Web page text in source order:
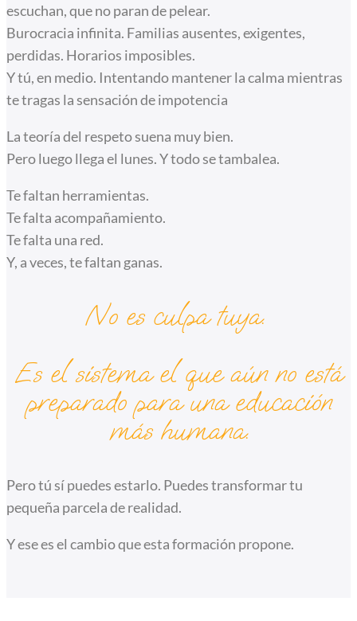
escuchan, que no paran de pelear.
Burocracia infinita. Familias ausentes, exigentes,
perdidas. Horarios imposibles.
Y tú, en medio. Intentando mantener la calma mientras
te tragas la sensación de impotencia
La teoría del respeto suena muy bien.
Pero luego llega el lunes. Y todo se tambalea.
Te faltan herramientas.
Te falta acompañamiento.
Te falta una red.
Y, a veces, te faltan ganas.
No es culpa tuya.
Es el sistema el que aún no está
preparado para una educación
más humana.
Pero tú sí puedes estarlo. Puedes transformar tu
pequeña parcela de realidad.
Y ese es el cambio que esta formación propone.